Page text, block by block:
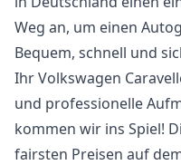
Weg an, um einen
Bequem, schnell und
Ihr Volkswagen
und professionelle
kommen wir ins Spiel!
fairsten Preisen auf